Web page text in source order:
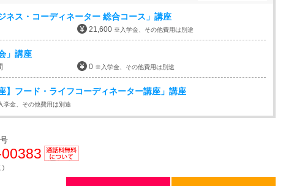
ネス・コーディネーター 総合コース」講座
21,600 ※入学金、その他費用は別途
」講座
0 ※入学金、その他費用は別途
】フード・ライフコーディネーター講座」講座
学金、その他費用は別途
無料
)